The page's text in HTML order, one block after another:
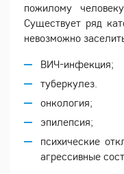
пожилому
Существует ряд
невозможно
ВИЧ-инфекция;
туберкулез.
онкология;
эпилепсия;
психические
агрессивные